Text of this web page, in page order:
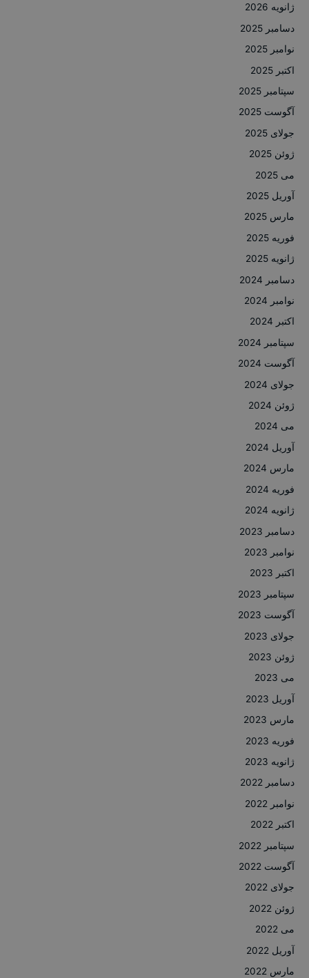
ژانویه 2026
دسامبر 2025
نوامبر 2025
اکتبر 2025
سپتامبر 2025
آگوست 2025
جولای 2025
ژوئن 2025
می 2025
آوریل 2025
مارس 2025
فوریه 2025
ژانویه 2025
دسامبر 2024
نوامبر 2024
اکتبر 2024
سپتامبر 2024
آگوست 2024
جولای 2024
ژوئن 2024
می 2024
آوریل 2024
مارس 2024
فوریه 2024
ژانویه 2024
دسامبر 2023
نوامبر 2023
اکتبر 2023
سپتامبر 2023
آگوست 2023
جولای 2023
ژوئن 2023
می 2023
آوریل 2023
مارس 2023
فوریه 2023
ژانویه 2023
دسامبر 2022
نوامبر 2022
اکتبر 2022
سپتامبر 2022
آگوست 2022
جولای 2022
ژوئن 2022
می 2022
آوریل 2022
مارس 2022